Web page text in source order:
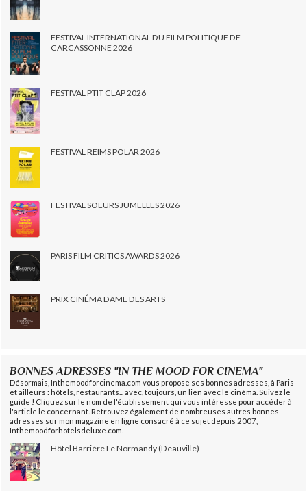
FESTIVAL INTERNATIONAL DU FILM POLITIQUE DE
CARCASSONNE 2026
FESTIVAL PTIT CLAP 2026
FESTIVAL REIMS POLAR 2026
FESTIVAL SOEURS JUMELLES 2026
PARIS FILM CRITICS AWARDS 2026
PRIX CINÉMA DAME DES ARTS
BONNES ADRESSES "IN THE MOOD FOR CINEMA"
Désormais, Inthemoodforcinema.com vous propose ses bonnes adresses, à Paris
et ailleurs : hôtels, restaurants... avec, toujours, un lien avec le cinéma. Suivez le
guide ! Cliquez sur le nom de l'établissement qui vous intéresse pour accéder à
l'article le concernant. Retrouvez également de nombreuses autres bonnes
adresses sur mon magazine en ligne consacré à ce sujet depuis 2007,
Inthemoodforhotelsdeluxe.com.
Hôtel Barrière Le Normandy (Deauville)